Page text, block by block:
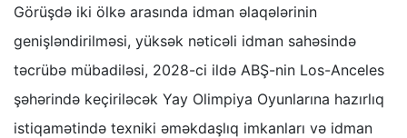
Görüşdə iki ölkə arasında idman əlaqələrinin
genişləndirilməsi, yüksək nəticəli idman sahəsində
təcrübə mübadiləsi, 2028-ci ildə ABŞ-nin Los-Anceles
şəhərində keçiriləcək Yay Olimpiya Oyunlarına hazırlıq
istiqamətində texniki əməkdaşlıq imkanları və idman